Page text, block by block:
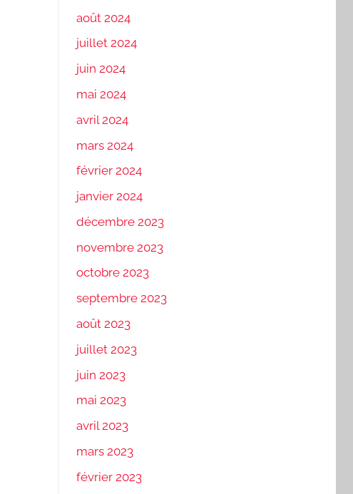
août 2024
juillet 2024
juin 2024
mai 2024
avril 2024
mars 2024
février 2024
janvier 2024
décembre 2023
novembre 2023
octobre 2023
septembre 2023
août 2023
juillet 2023
juin 2023
mai 2023
avril 2023
mars 2023
février 2023